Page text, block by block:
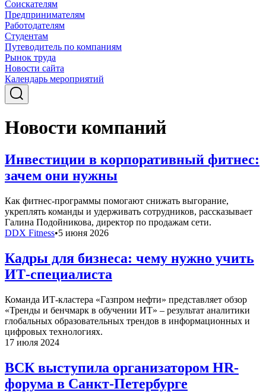
Соискателям
Предпринимателям
Работодателям
Студентам
Путеводитель по компаниям
Рынок труда
Новости сайта
Календарь мероприятий
Новости компаний
Инвестиции в корпоративный фитнес:
зачем они нужны
Как фитнес-программы помогают снижать выгорание,
укреплять команды и удерживать сотрудников, рассказывает
Галина Подойникова, директор по продажам сети.
DDX Fitness•5 июня 2026
Кадры для бизнеса: чему нужно учить
ИТ-специалиста
Команда ИТ-кластера «Газпром нефти» представляет обзор
«Тренды и бенчмарк в обучении ИТ» – результат аналитики
глобальных образовательных трендов в информационных и
цифровых технологиях.
17 июля 2024
ВСК выступила организатором HR-
форума в Санкт-Петербурге